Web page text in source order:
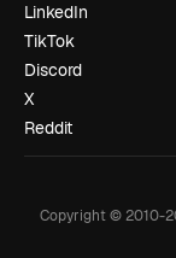
LinkedIn
TikTok
Discord
X
Reddit
Copyright © 2010-